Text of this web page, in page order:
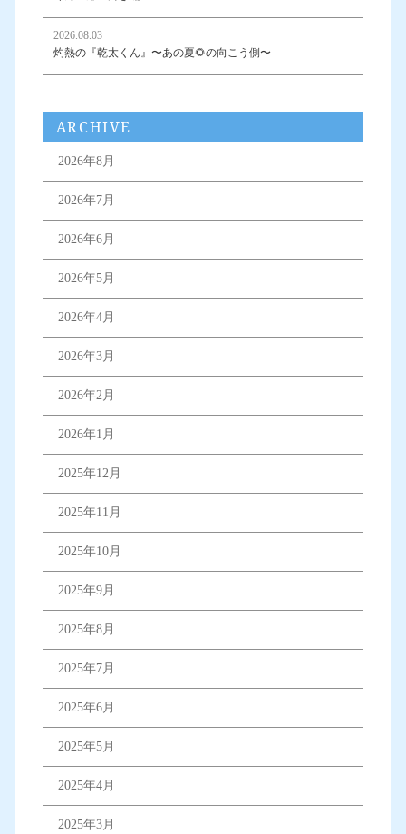
2026.08.03
灼熱の『乾太くん』〜あの夏🌻の向こう側〜
ARCHIVE
2026年8月
2026年7月
2026年6月
2026年5月
2026年4月
2026年3月
2026年2月
2026年1月
2025年12月
2025年11月
2025年10月
2025年9月
2025年8月
2025年7月
2025年6月
2025年5月
2025年4月
2025年3月